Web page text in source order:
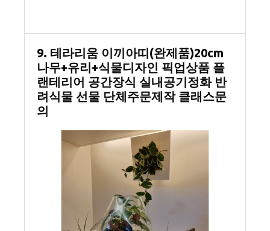
9. 테라리움 이끼아띠(완제품)20cm
나무+유리+식물디자인 픽업상품 플
랜테리어 공간장식 실내공기정화 반
려식물 선물 단체주문제작 클래스문
의